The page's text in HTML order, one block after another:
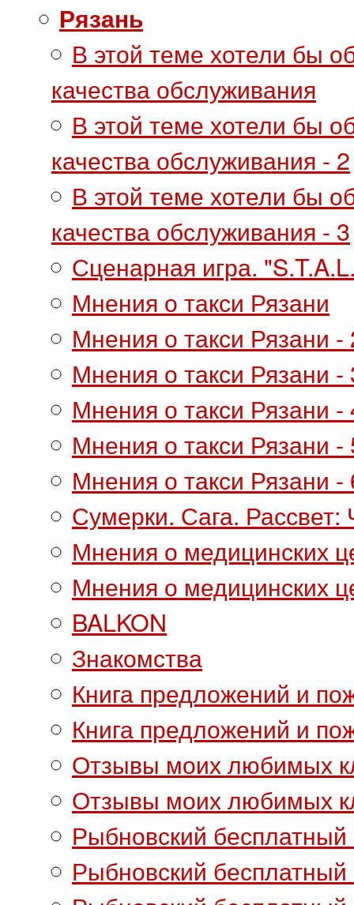
Рязань
В этой теме хотели бы
качества обслуживания
В этой теме хотели бы
качества обслуживания - 2
В этой теме хотели бы
качества обслуживания - 3
Сценарная игра.
Мнения о такси Рязани
Мнения о такси Рязани -
Мнения о такси Рязани -
Мнения о такси Рязани -
Мнения о такси Рязани -
Мнения о такси Рязани -
Сумерки. Сага. Рассвет:
Мнения о медицинских
Мнения о медицинских
BALKON
Знакомства
Книга предложений и
Книга предложений и
Отзывы моих любимых
Отзывы моих любимых
Рыбновский бесплатный
Рыбновский бесплатный